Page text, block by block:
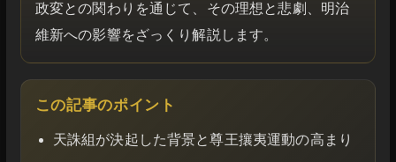
政変との関わりを通じて、その理想と悲劇、明治
維新への影響をざっくり解説します。
この記事のポイント
天誅組が決起した背景と尊王攘夷運動の高まり